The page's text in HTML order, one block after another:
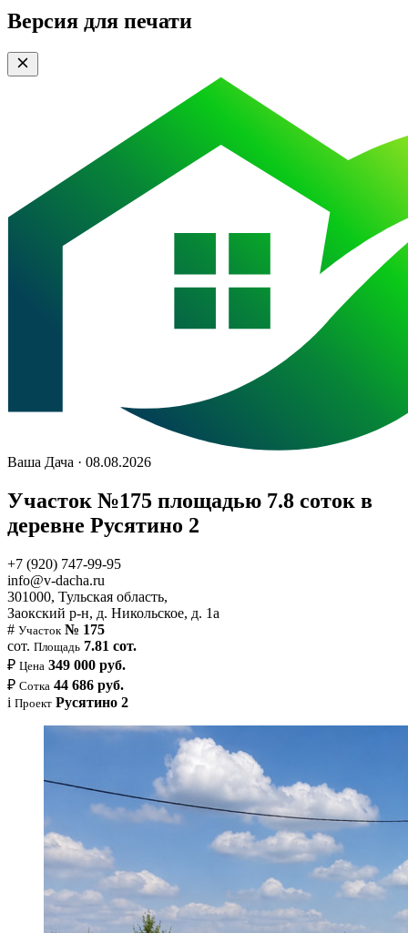
Версия для печати
Ваша Дача · 08.08.2026
Участок №175 площадью 7.8 соток в
деревне Русятино 2
+7 (920) 747-99-95
info@v-dacha.ru
301000, Тульская область,
Заокский р-н, д. Никольское, д. 1а
# Участок № 175
сот. Площадь 7.81 сот.
₽ Цена 349 000 руб.
₽ Сотка 44 686 руб.
i Проект Русятино 2